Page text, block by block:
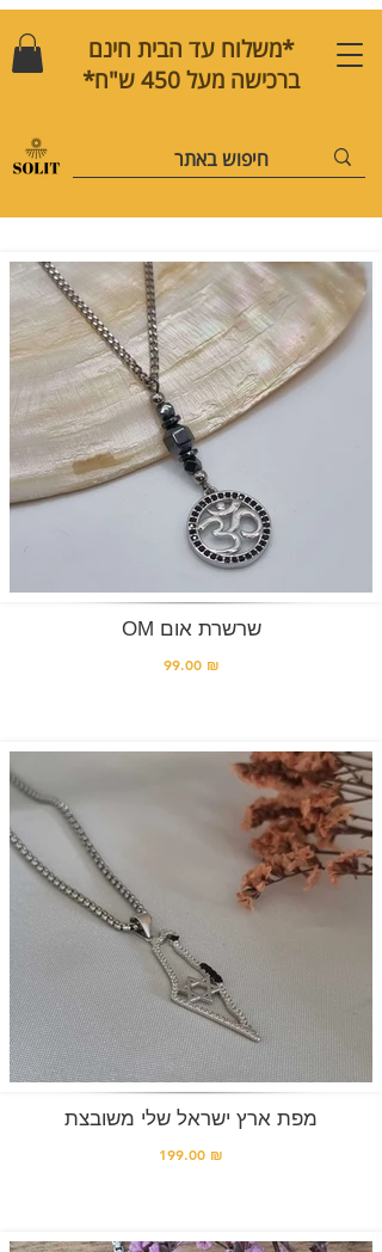
*משלוח עד הבית חינם
ברכישה מעל 450 ש"ח*
OM שרשרת אום
99.00 ₪
מפת ארץ ישראל שלי משובצת
199.00 ₪